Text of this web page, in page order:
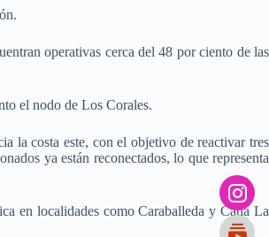
operativas cerca del 48 por ciento de las
el nodo de Los Corales.
la costa este, con el objetivo de reactivar tres
ya están reconectados, lo que representa
en localidades como Caraballeda y Catia La